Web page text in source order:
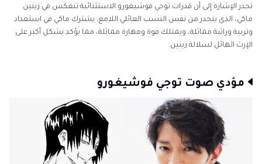
تجدر الإشارة إلى أن قدرات توجي فوشيغورو الاستثنائية تنعكس في زينين
ماكي، الذي ينحدر من نفس النسب العائلي اللامع. يشترك ماكي في استعداد
وتربية وراثية مماثلة، ويمتلك قوة ومهارة مماثلة، مما يؤكد بشكل أكبر على
الإرث الهائل لسلالة زينين.
مؤدي صوت توجي فوشيغورو